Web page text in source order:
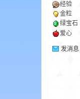
经验
金粒
绿宝石
爱心
发消息